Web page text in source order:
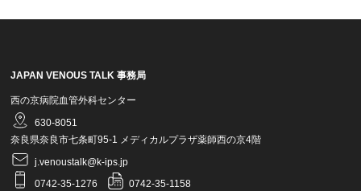
JAPAN VENOUS TALK 事務局
西の京病院血管外科センター
630-8051
奈良県奈良市七条町95-1 メディカルプラザ薬師西の京4階
j.venoustalk@k-ips.jp
0742-35-1276
0742-35-1158